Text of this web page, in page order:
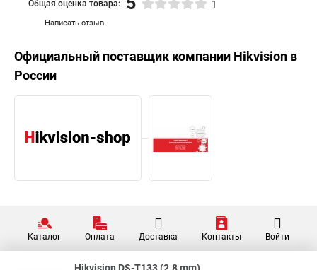
Написать отзыв
Общая оценка товара: 1
Официальный поставщик компании Hikvision в
России
Каталог Оплата Доставка Контакты Войти